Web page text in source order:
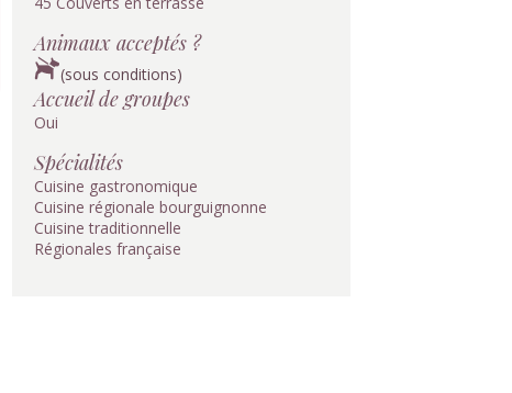
Animaux acceptés ?
(sous conditions)
Accueil de groupes
Oui
Spécialités
Cuisine gastronomique
Cuisine régionale bourguignonne
Cuisine traditionnelle
Régionales française